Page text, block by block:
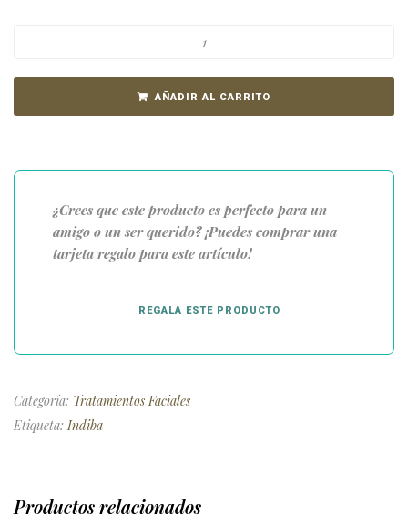
AÑADIR AL CARRITO
¿Crees que este producto es perfecto para un
amigo o un ser querido? ¡Puedes comprar una
tarjeta regalo para este artículo!
REGALA ESTE PRODUCTO
Categoría: Tratamientos Faciales
Etiqueta:Indiba
Productos relacionados